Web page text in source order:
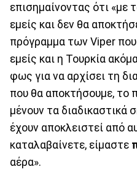
επισημαίνοντας ότι «με
εμείς και δεν θα
πρόγραμμα των Viper
εμείς και η Τουρκία
φως για να αρχίσει τη
που θα αποκτήσουμε, το
μένουν τα διαδικαστικά
έχουν αποκλειστεί από
καταλαβαίνετε, είμαστε
αέρα».